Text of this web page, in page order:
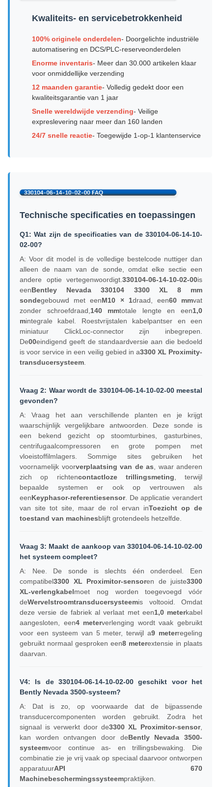
Kwaliteits- en servicebetrokkenheid
100% originele onderdelen- Doorgelichte industriële
automatisering en DCS/PLC-reserveonderdelen
Enorme inventaris- Meer dan 30.000 artikelen klaar
voor onmiddellijke verzending
12 maanden garantie- Volledig gedekt door een
kwaliteitsgarantie van 1 jaar
Snelle wereldwijde verzending- Veilige
expreslevering naar meer dan 160 landen
24/7 snelle reactie- Toegewijde 1-op-1 klantenservice
Technische specificaties en toepassingen
Q1: Wat zijn de specificaties van de 330104-06-14-10-
02-00?
A: Voor dit model is de volledige bestelcode nuttiger dan
alleen de naam van de sonde, omdat elke sectie een
andere optie vertegenwoordigt.330104-06-14-10-02-00is
eenBentley Nevada 330104
3300 XL 8 mm
sondegebouwd met eenM10 × 1draad, een60 mmvat
zonder schroefdraad,140 mmtotale lengte en een1,0
mintegrale kabel. Roestvrijstalen kabelpantser en een
miniatuur ClickLoc-connector zijn inbegrepen.
De00eindigend geeft de standaardversie aan die bedoeld
is voor service in een veilig gebied in a3300 XL Proximity-
transducersysteem.
Vraag 2: Waar wordt de 330104-06-14-10-02-00 meestal
gevonden?
A: Vraag het aan verschillende planten en je krijgt
waarschijnlijk vergelijkbare antwoorden. Deze sonde is
een bekend gezicht op stoomturbines, gasturbines,
centrifugaalcompressoren en grote pompen met
vloeistoffilmlagers. Sommige sites gebruiken het
voornamelijk voorverplaatsing van de as, waar anderen
zich op richtencontactloze trillingsmeting, terwijl
bepaalde systemen er ook op vertrouwen als
eenKeyphasor-referentiesensor. De applicatie verandert
van site tot site, maar de rol ervan inToezicht op de
toestand van machinesblijft grotendeels hetzelfde.
Vraag 3: Maakt de aankoop van 330104-06-14-10-02-00
het systeem compleet?
A: Nee. De sonde is slechts één onderdeel. Een
compatibel3300 XL Proximitor-sensoren de juiste3300
XL-verlengkabelmoet nog worden toegevoegd vóór
deWervelstroomtransducersysteemis voltooid. Omdat
deze versie de fabriek al verlaat met een1,0 meterkabel
aangesloten, een4 meterverlenging wordt vaak gebruikt
voor een systeem van 5 meter, terwijl a9 meterregeling
gebruikt normaal gesproken een8 meterextensie in plaats
daarvan.
V4: Is de 330104-06-14-10-02-00 geschikt voor het
Bently Nevada 3500-systeem?
A: Dat is zo, op voorwaarde dat de bijpassende
transducercomponenten worden gebruikt. Zodra het
signaal is verwerkt door de3300 XL Proximitor-sensor,
kan worden ontvangen door deBently Nevada 3500-
systeemvoor continue as- en trillingsbewaking. Die
combinatie zie je vrij vaak op speciaal daarvoor ontworpen
apparatuurAPI 670
Machinebeschermingssysteempraktijken.